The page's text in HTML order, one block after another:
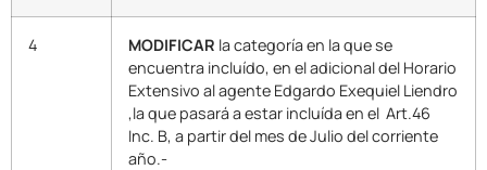
4 MODIFICAR la categoría en la que se
encuentra incluído, en el adicional del Horario
Extensivo al agente Edgardo Exequiel Liendro
,la que pasará a estar incluída en el Art.46
Inc. B, a partir del mes de Julio del corriente
año.-